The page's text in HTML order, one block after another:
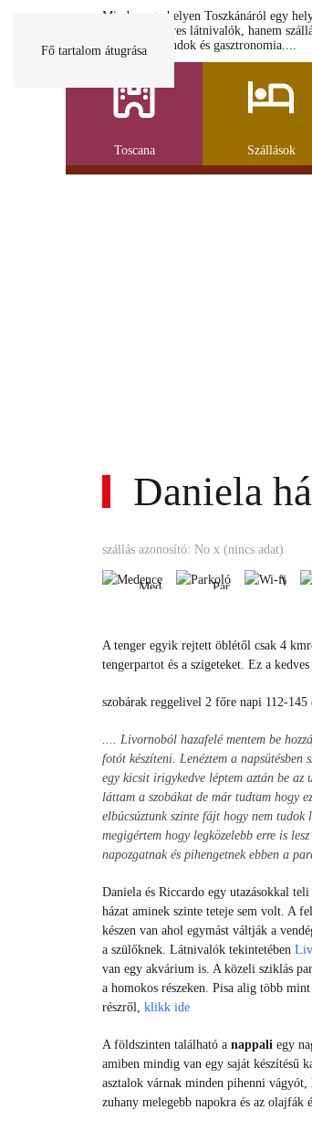
Fő tartalom átugrása
Minden egy helyen Toszkánáról egy
Nemcsak a híres látnivalók, hanem
parkolás, strandok és gasztronomia....
Toscana Szállások
Daniela
szállás azonosító: No x (nincs adat)
Medence
Medence
Parkoló
Parkoló
Wi-
Wi-
fi
A tenger egyik rejtett öblétől csak 4
tengerpartot és a szigeteket. Ez a
szobárak reggelivel 2 főre napi 112-145
.... Livornoból hazafelé mentem be
fotót készíteni. Lenéztem a napsütésben
egy kicsit irigykedve léptem aztán be
láttam a szobákat de már tudtam hogy
elbúcsúztunk szinte fájt hogy nem
megigértem hogy legközelebb erre is
napozgatnak és pihengetnek ebben a
Daniela és Riccardo egy utazásokkal
házat aminek szinte teteje sem volt. A
készen van ahol egymást váltják a
a szülőknek. Látnivalók tekintetében
van egy akvárium is. A közeli sziklás
a homokos részeken. Pisa alig több
részről, klikk ide
A földszinten található a nappali egy
amiben mindig van egy saját készítésű
asztalok várnak minden pihenni
zuhany melegebb napokra és az olajfák